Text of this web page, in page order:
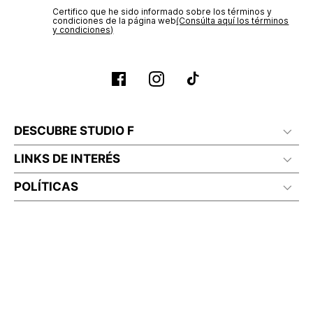
Certifico que he sido informado sobre los términos y
condiciones de la página web‎(Consúlta aquí los términos
y condiciones)
DESCUBRE STUDIO F
LINKS DE INTERÉS
POLÍTICAS